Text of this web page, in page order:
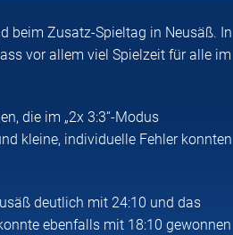
beim Zusatz-Spieltag in Neusäß. In
vor allem viel Spielzeit für alle im
die im „2x 3:3“-Modus
kleine, individuelle Fehler konnten
deutlich mit 24:10 und das
ebenfalls mit 18:10 gewonnen